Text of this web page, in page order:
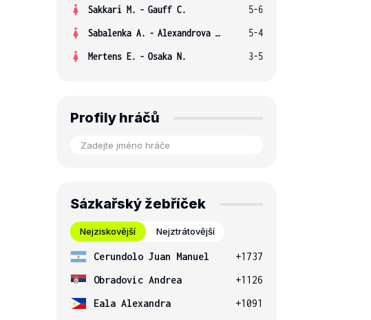
Sakkari M. - Gauff C.
5-6
Sabalenka A. - Alexandrova E.
5-4
Mertens E. - Osaka N. 3-5
Profily hráčů
Sázkařský žebříček
Nejziskovější Nejztrátovější
Cerundolo Juan Manuel
+1737
Obradovic Andrea
+1126
Eala Alexandra
+1091